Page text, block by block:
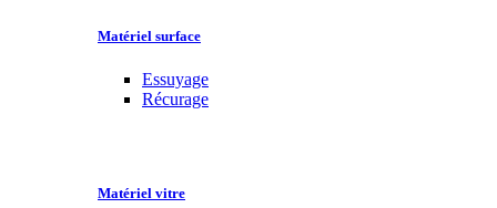
Matériel surface
Essuyage
Récurage
Matériel vitre